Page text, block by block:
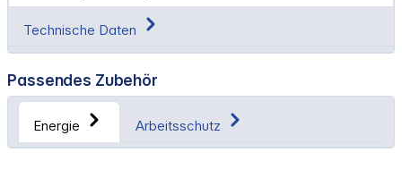
Technische Daten
Passendes Zubehör
Energie Arbeitsschutz